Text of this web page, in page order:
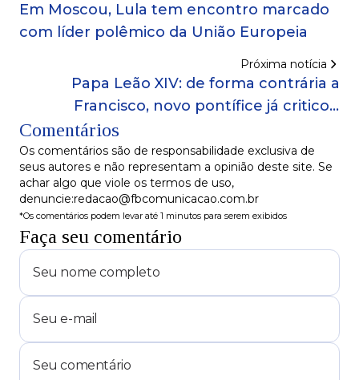
Em Moscou, Lula tem encontro marcado
com líder polêmico da União Europeia
Próxima notícia
Papa Leão XIV: de forma contrária a
Francisco, novo pontífice já criticou
Comentários
Os comentários são de responsabilidade exclusiva de
seus autores e não representam a opinião deste site. Se
achar algo que viole os termos de uso,
denuncie:redacao@fbcomunicacao.com.br
*Os comentários podem levar até 1 minutos para serem exibidos
Faça seu comentário